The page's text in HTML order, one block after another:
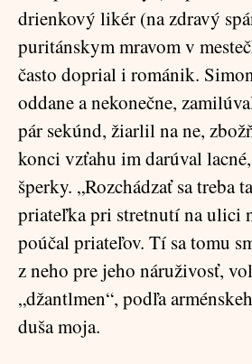
drienkový likér (na zdravý
puritánskym mravom v
často doprial i románik.
oddane a nekonečne,
pár sekúnd, žiarlil na ne,
konci vzťahu im darúval
šperky. „Rozchádzať sa treba
priateľka pri stretnutí na ulici
poúčal priateľov. Tí sa tomu
z neho pre jeho náruživosť,
„džantlmen“, podľa
duša moja.